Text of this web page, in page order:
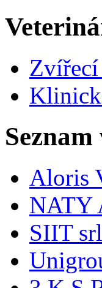
Aloris
NATY
SIIT